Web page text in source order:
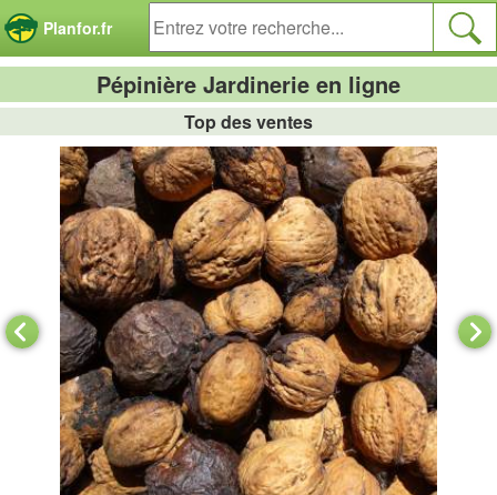
Planfor.fr
Pépinière Jardinerie en ligne
Top des ventes
Panneau de gestion des cookies